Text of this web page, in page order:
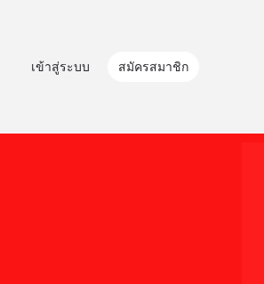
เข้าสู่ระบบ สมัครสมาชิก